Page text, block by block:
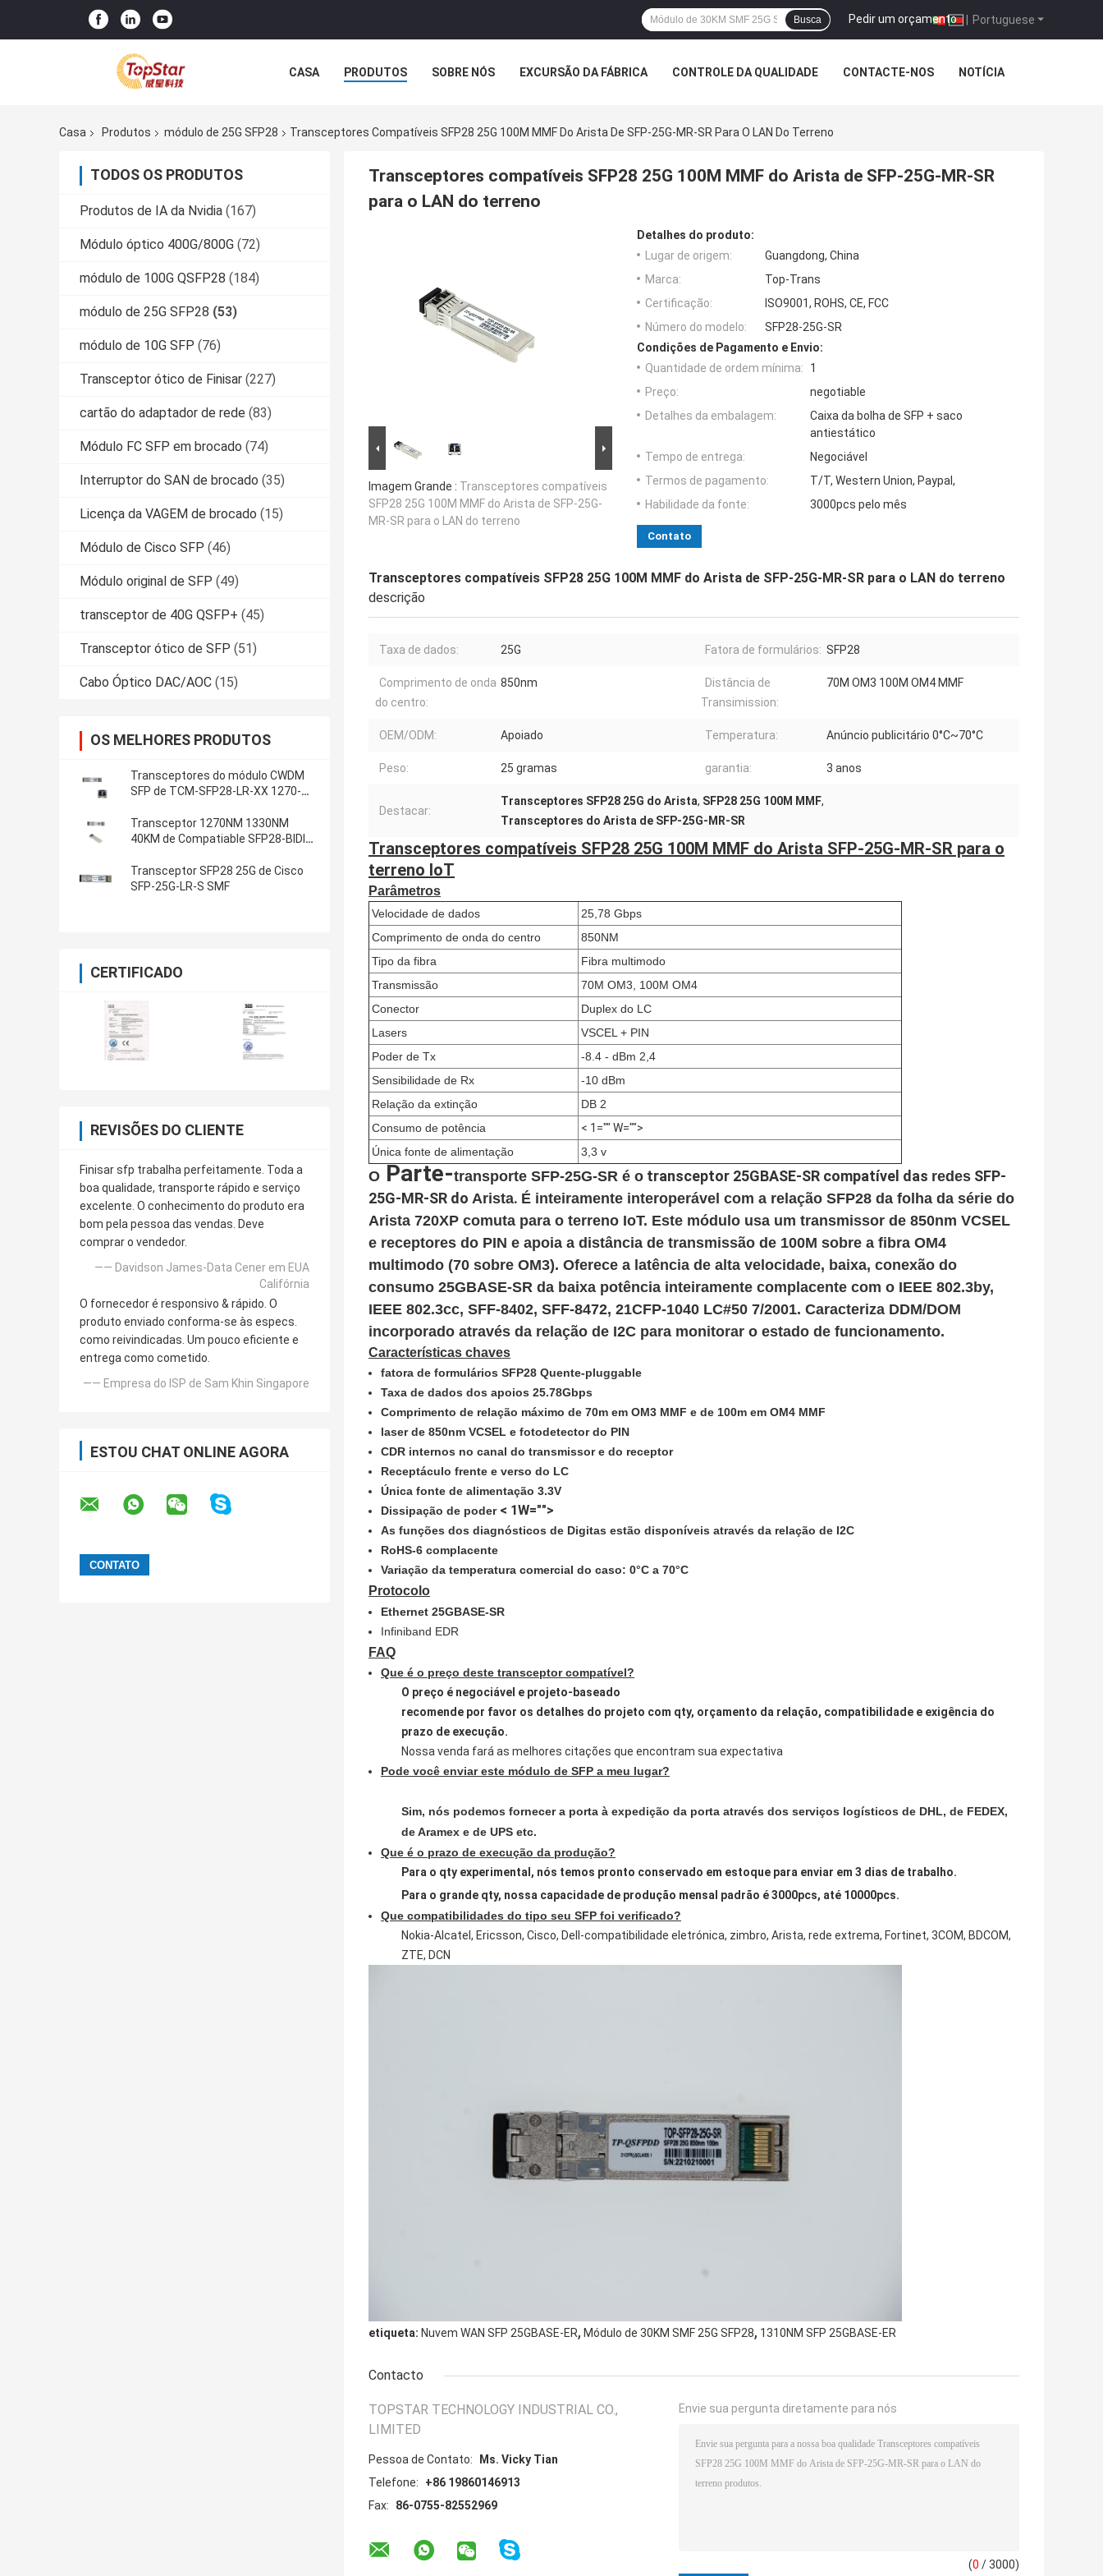
Portuguese
Pedir um orçamento |
Busca
CASA PRODUTOS SOBRE NÓS EXCURSÃO DA FÁBRICA CONTROLE DA QUALIDADE CONTACTE-NOS NOTÍCIA
Casa Produtos módulo de 25G SFP28 Transceptores Compatíveis SFP28 25G 100M MMF Do Arista De SFP-25G-MR-SR Para O LAN Do Terreno
TODOS OS PRODUTOS
Produtos de IA da Nvidia (167)
Módulo óptico 400G/800G (72)
módulo de 100G QSFP28 (184)
módulo de 25G SFP28 (53)
módulo de 10G SFP (76)
Transceptor ótico de Finisar (227)
cartão do adaptador de rede (83)
Módulo FC SFP em brocado (74)
Interruptor do SAN de brocado (35)
Licença da VAGEM de brocado (15)
Módulo de Cisco SFP (46)
Módulo original de SFP (49)
transceptor de 40G QSFP+ (45)
Transceptor ótico de SFP (51)
Cabo Óptico DAC/AOC (15)
OS MELHORES PRODUTOS
Transceptores do módulo CWDM
SFP de TCM-SFP28-LR-XX 1270-
Transceptor 1270NM 1330NM
40KM de Compatiable SFP28-BIDI-
Transceptor SFP28 25G de Cisco
SFP-25G-LR-S SMF
CERTIFICADO
REVISÕES DO CLIENTE
Finisar sfp trabalha perfeitamente. Toda a
boa qualidade, transporte rápido e serviço
excelente. O conhecimento do produto era
bom pela pessoa das vendas. Deve
comprar o vendedor.
—— Davidson James-Data Cener em EUA
Califórnia
O fornecedor é responsivo & rápido. O
produto enviado conforma-se às especs.
como reivindicadas. Um pouco eficiente e
entrega como cometido.
—— Empresa do ISP de Sam Khin Singapore
ESTOU CHAT ONLINE AGORA
Transceptores compatíveis SFP28 25G 100M MMF do Arista de SFP-25G-MR-SR
para o LAN do terreno
Imagem Grande : Transceptores compatíveis
SFP28 25G 100M MMF do Arista de SFP-25G-
MR-SR para o LAN do terreno
Detalhes do produto:
Lugar de origem:
Guangdong, China
Marca:
Top-Trans
Certificação:
ISO9001, ROHS, CE, FCC
Número do modelo:
SFP28-25G-SR
Condições de Pagamento e Envio:
Quantidade de ordem mínima:
1
Preço:
negotiable
Detalhes da embalagem:
Caixa da bolha de SFP + saco
antiestático
Tempo de entrega:
Negociável
Termos de pagamento:
T/T, Western Union, Paypal,
Habilidade da fonte:
3000pcs pelo mês
Contato
Transceptores compatíveis SFP28 25G 100M MMF do Arista de SFP-25G-MR-SR para o LAN do terreno
descrição
Taxa de dados: 25G Fatora de formulários: SFP28
Comprimento de onda
do centro:
850nm
Distância de
Transimission:
70M OM3 100M OM4 MMF
OEM/ODM: Apoiado Temperatura: Anúncio publicitário 0°C~70°C
Peso: 25 gramas garantia: 3 anos
Destacar:
Transceptores SFP28 25G do Arista, SFP28 25G 100M MMF,
Transceptores do Arista de SFP-25G-MR-SR
Transceptores compatíveis SFP28 25G 100M MMF do Arista SFP-25G-MR-SR para o
terreno IoT
Parâmetros
Velocidade de dados
25,78 Gbps
Comprimento de onda do centro
850NM
Tipo da fibra
Fibra multimodo
Transmissão
70M OM3, 100M OM4
Conector
Duplex do LC
Lasers
VSCEL + PIN
Poder de Tx
-8.4 - dBm 2,4
Sensibilidade de Rx
-10 dBm
Relação da extinção
DB 2
Consumo de potência
< 1="" W="">
Única fonte de alimentação
3,3 v
O Parte-transporte SFP-25G-SR é o transceptor 25GBASE-SR compatível das redes SFP-
25G-MR-SR do Arista. É inteiramente interoperável com a relação SFP28 da folha da série do
Arista 720XP comuta para o terreno IoT. Este módulo usa um transmissor de 850nm VCSEL
e receptores do PIN e apoia a distância de transmissão de 100M sobre a fibra OM4
multimodo (70 sobre OM3). Oferece a latência de alta velocidade, baixa, conexão do
consumo 25GBASE-SR da baixa potência inteiramente complacente com o IEEE 802.3by,
IEEE 802.3cc, SFF-8402, SFF-8472, 21CFP-1040 LC#50 7/2001. Caracteriza DDM/DOM
incorporado através da relação de I2C para monitorar o estado de funcionamento.
Características chaves
fatora de formulários SFP28 Quente-pluggable
Taxa de dados dos apoios 25.78Gbps
Comprimento de relação máximo de 70m em OM3 MMF e de 100m em OM4 MMF
laser de 850nm VCSEL e fotodetector do PIN
CDR internos no canal do transmissor e do receptor
Receptáculo frente e verso do LC
Única fonte de alimentação 3.3V
Dissipação de poder< 1W="">
As funções dos diagnósticos de Digitas estão disponíveis através da relação de I2C
RoHS-6 complacente
Variação da temperatura comercial do caso: 0°C a 70°C
Protocolo
Ethernet 25GBASE-SR
Infiniband EDR
FAQ
Que é o preço deste transceptor compatível?
O preço é negociável e projeto-baseado
recomende por favor os detalhes do projeto com qty, orçamento da relação, compatibilidade e exigência do
prazo de execução.
Nossa venda fará as melhores citações que encontram sua expectativa
Pode você enviar este módulo de SFP a meu lugar?
Sim, nós podemos fornecer a porta à expedição da porta através dos serviços logísticos de DHL, de FEDEX,
de Aramex e de UPS etc.
Que é o prazo de execução da produção?
Para o qty experimental, nós temos pronto conservado em estoque para enviar em 3 dias de trabalho.
Para o grande qty, nossa capacidade de produção mensal padrão é 3000pcs, até 10000pcs.
Que compatibilidades do tipo seu SFP foi verificado?
Nokia-Alcatel, Ericsson, Cisco, Dell-compatibilidade eletrónica, zimbro, Arista, rede extrema, Fortinet, 3COM, BDCOM,
ZTE, DCN
etiqueta: Nuvem WAN SFP 25GBASE-ER, Módulo de 30KM SMF 25G SFP28, 1310NM SFP 25GBASE-ER
Contacto
TOPSTAR TECHNOLOGY INDUSTRIAL CO.,
LIMITED
Pessoa de Contato:
Ms. Vicky Tian
Telefone:
+86 19860146913
Fax:
86-0755-82552969
Envie sua pergunta diretamente para nós
(0 / 3000)